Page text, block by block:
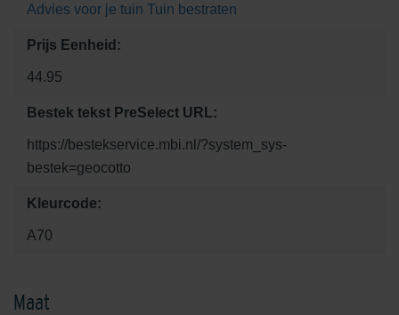
Advies voor je tuin Tuin bestraten
Prijs Eenheid:
44.95
Bestek tekst PreSelect URL:
https://bestekservice.mbi.nl/?system_sys-
bestek=geocotto
Kleurcode:
A70
Maat